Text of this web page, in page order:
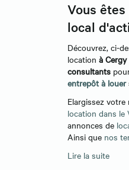
Vous
local
Découvrez, ci-
location à
consultants
entrepôt à louer
Elargissez
location dans le
annonces de
Ainsi que nos
Lire la suite